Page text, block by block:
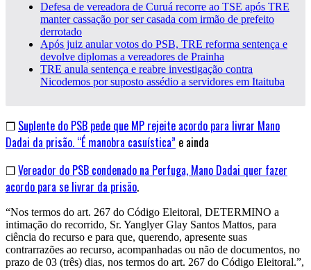
Defesa de vereadora de Curuá recorre ao TSE após TRE
manter cassação por ser casada com irmão de prefeito
derrotado
Após juiz anular votos do PSB, TRE reforma sentença e
devolve diplomas a vereadores de Prainha
TRE anula sentença e reabre investigação contra
Nicodemos por suposto assédio a servidores em Itaituba
❒ Suplente do PSB pede que MP rejeite acordo para livrar Mano
Dadai da prisão. “É manobra casuística” e ainda
❒Vereador do PSB condenado na Perfuga, Mano Dadai quer fazer
acordo para se livrar da prisão.
“Nos termos do art. 267 do Código Eleitoral, DETERMINO a
intimação do recorrido, Sr. Yanglyer Glay Santos Mattos, para
ciência do recurso e para que, querendo, apresente suas
contrarrazões ao recurso, acompanhadas ou não de documentos, no
prazo de 03 (três) dias, nos termos do art. 267 do Código Eleitoral.”,